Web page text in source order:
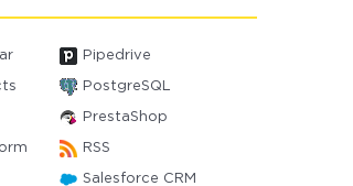
Pipedrive
PostgreSQL
PrestaShop
RSS
Salesforce CRM